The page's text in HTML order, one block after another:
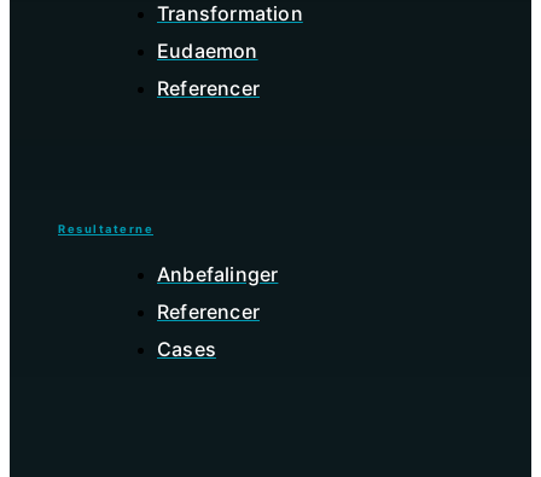
Transformation
Eudaemon
Referencer
Resultaterne
Anbefalinger
Referencer
Cases